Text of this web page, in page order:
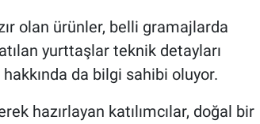
olan ürünler, belli gramajlarda
yurttaşlar teknik detayları
hakkında da bilgi sahibi oluyor.
hazırlayan katılımcılar, doğal bir